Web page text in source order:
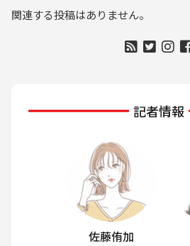
関連する投稿はありません。
記者情報
佐藤侑加